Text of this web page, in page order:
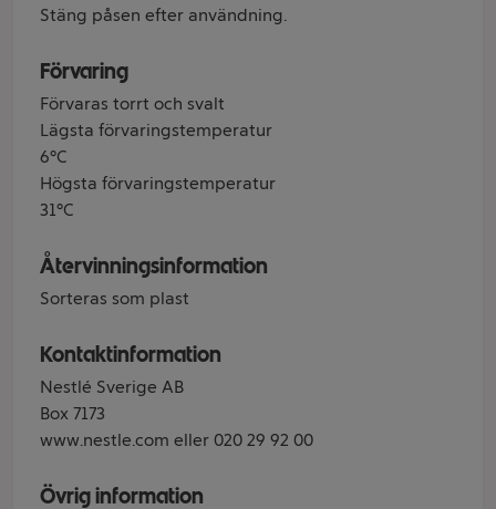
Stäng påsen efter användning.
Förvaring
Förvaras torrt och svalt
Lägsta förvaringstemperatur
6°C
Högsta förvaringstemperatur
31°C
Återvinningsinformation
Sorteras som plast
Kontaktinformation
Nestlé Sverige AB
Box 7173
www.nestle.com eller 020 29 92 00
Övrig information